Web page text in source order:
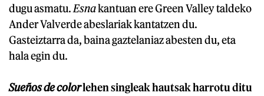
dugu asmatu. Esnakantuan ere Green Valley taldeko
Ander Valverde abeslariak kantatzen du.
Gasteiztarra da, baina gaztelaniaz abesten du, eta
hala egin du.
Sueños de colorlehen singleak hautsak harrotu ditu